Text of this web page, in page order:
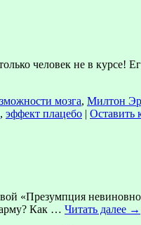
человек не в курсе!
мозга, Милтон
, эффект плацебо | Оставить
«Презумпция
Как … Читать далее →